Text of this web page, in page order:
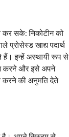
कर सके: निकोटीन को
प्रोसेस्ड खाद्य पदार्थ
हैं। इन्हें अस्थायी रूप से
करने और इसे अपने
करने की अनुमति देते